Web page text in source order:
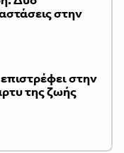
στην
στην
της ζωής